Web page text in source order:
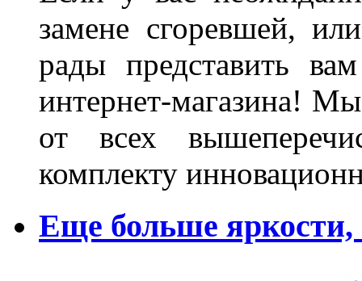
замене сгоревшей,
рады представить
интернет-магазина!
от всех
комплекту
Еще больше